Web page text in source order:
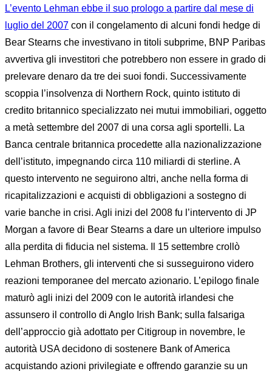
L’evento Lehman ebbe il suo prologo a partire dal mese di
luglio del 2007 con il congelamento di alcuni fondi hedge di
Bear Stearns che investivano in titoli subprime, BNP Paribas
avvertiva gli investitori che potrebbero non essere in grado di
prelevare denaro da tre dei suoi fondi. Successivamente
scoppia l’insolvenza di Northern Rock, quinto istituto di
credito britannico specializzato nei mutui immobiliari, oggetto
a metà settembre del 2007 di una corsa agli sportelli. La
Banca centrale britannica procedette alla nazionalizzazione
dell’istituto, impegnando circa 110 miliardi di sterline. A
questo intervento ne seguirono altri, anche nella forma di
ricapitalizzazioni e acquisti di obbligazioni a sostegno di
varie banche in crisi. Agli inizi del 2008 fu l’intervento di JP
Morgan a favore di Bear Stearns a dare un ulteriore impulso
alla perdita di fiducia nel sistema. Il 15 settembre crollò
Lehman Brothers, gli interventi che si susseguirono videro
reazioni temporanee del mercato azionario. L’epilogo finale
maturò agli inizi del 2009 con le autorità irlandesi che
assunsero il controllo di Anglo Irish Bank; sulla falsariga
dell’approccio già adottato per Citigroup in novembre, le
autorità USA decidono di sostenere Bank of America
acquistando azioni privilegiate e offrendo garanzie su un